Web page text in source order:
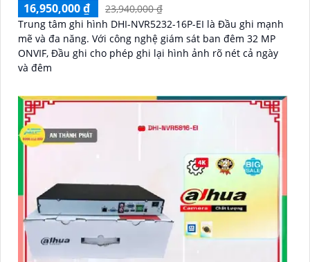
16,950,000 ₫
23,940,000 ₫
Trung tâm ghi hình DHI-NVR5232-16P-EI là Đầu ghi mạnh
mẽ và đa năng. Với công nghệ giám sát ban đêm 32 MP
ONVIF, Đầu ghi cho phép ghi lại hình ảnh rõ nét cả ngày
và đêm